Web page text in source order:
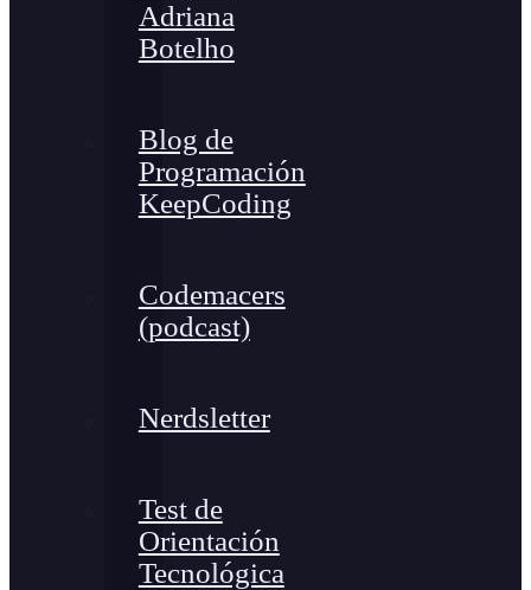
Adriana
Botelho
Blog de
Programación
KeepCoding
Codemacers
(podcast)
Nerdsletter
Test de
Orientación
Tecnológica